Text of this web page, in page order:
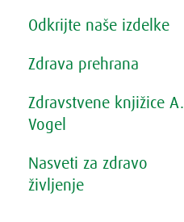
Odkrijte naše izdelke
Zdrava prehrana
Zdravstvene knjižice A.
Vogel
Nasveti za zdravo
življenje